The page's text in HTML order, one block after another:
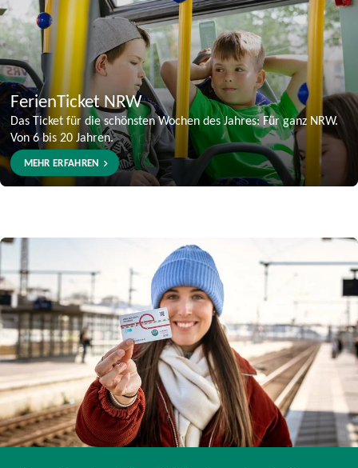
FerienTicket NRW
Das Ticket für die schönsten Wochen des Jahres: Für ganz NRW.
Von 6 bis 20 Jahren.
MEHR ERFAHREN